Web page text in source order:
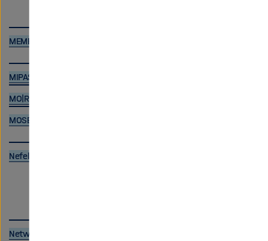
MEMENTO
MIPAS/Envisat Observations of Polar Stratospheric Clouds
MO|RE data
MOSES Data Discovery Portal
Nefeli
Network for the Detection of Atmospheric Composition